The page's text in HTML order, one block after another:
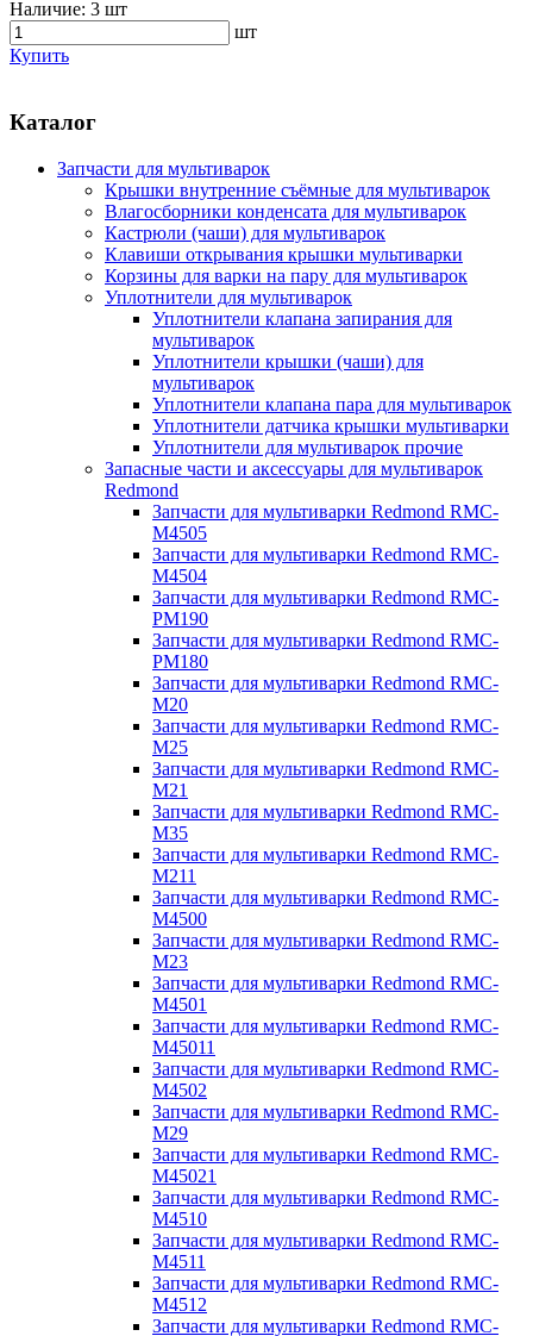
Наличие: 3 шт
шт
Купить
Каталог
Запчасти для мультиварок
Крышки внутренние съёмные для мультиварок
Влагосборники конденсата для мультиварок
Кастрюли (чаши) для мультиварок
Клавиши открывания крышки мультиварки
Корзины для варки на пару для мультиварок
Уплотнители для мультиварок
Уплотнители клапана запирания для
мультиварок
Уплотнители крышки (чаши) для
мультиварок
Уплотнители клапана пара для мультиварок
Уплотнители датчика крышки мультиварки
Уплотнители для мультиварок прочие
Запасные части и аксессуары для мультиварок
Redmond
Запчасти для мультиварки Redmond RMC-
M4505
Запчасти для мультиварки Redmond RMC-
M4504
Запчасти для мультиварки Redmond RMC-
PM190
Запчасти для мультиварки Redmond RMC-
PM180
Запчасти для мультиварки Redmond RMC-
M20
Запчасти для мультиварки Redmond RMC-
M25
Запчасти для мультиварки Redmond RMC-
M21
Запчасти для мультиварки Redmond RMC-
M35
Запчасти для мультиварки Redmond RMC-
M211
Запчасти для мультиварки Redmond RMC-
M4500
Запчасти для мультиварки Redmond RMC-
M23
Запчасти для мультиварки Redmond RMC-
M4501
Запчасти для мультиварки Redmond RMC-
M45011
Запчасти для мультиварки Redmond RMC-
M4502
Запчасти для мультиварки Redmond RMC-
M29
Запчасти для мультиварки Redmond RMC-
M45021
Запчасти для мультиварки Redmond RMC-
M4510
Запчасти для мультиварки Redmond RMC-
M4511
Запчасти для мультиварки Redmond RMC-
M4512
Запчасти для мультиварки Redmond RMC-